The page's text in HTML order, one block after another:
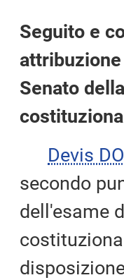
Seguito e
Senato
Devis
secondo
dell'esame